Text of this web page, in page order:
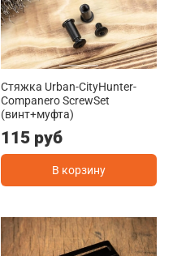
Стяжка Urban-CityHunter-
Companero ScrewSet
(винт+муфта)
115 руб
В корзину